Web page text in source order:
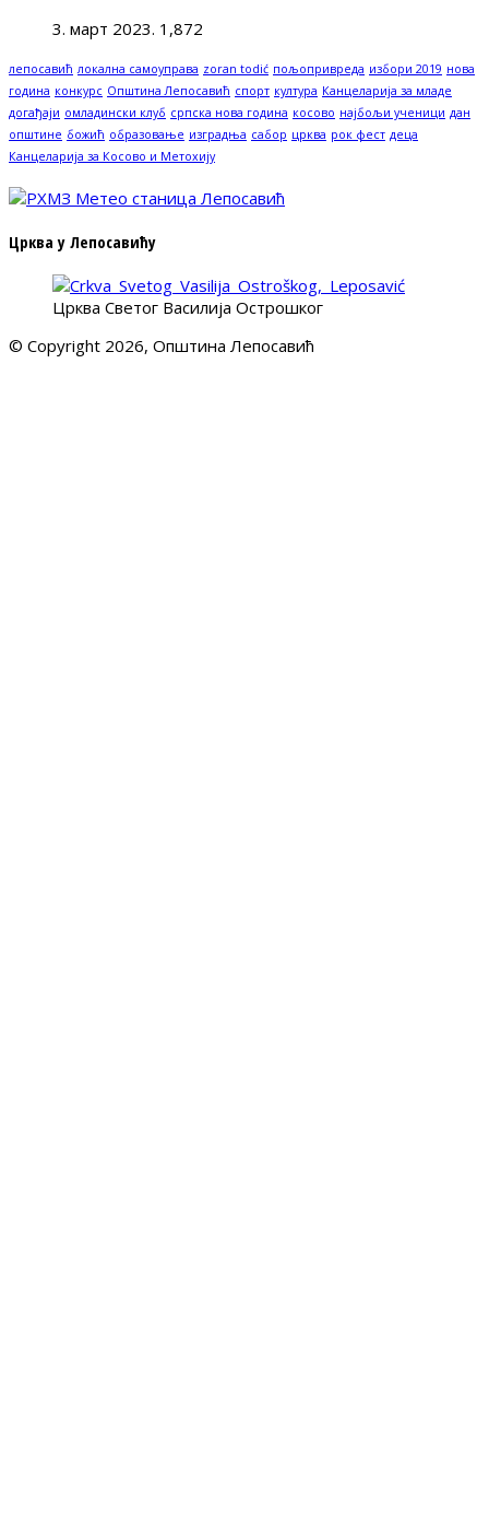
3. март 2023. 1,872
лепосавић локална самоуправа zoran todić пољопривреда избори 2019 нова
година конкурс Општина Лепосавић спорт култура Канцеларија за младе
догађаји омладински клуб српска нова година косово најбољи ученици дан
општине божић образовање изградња сабор црква рок фест деца
Канцеларија за Косово и Метохију
Црква у Лепосавићу
Црква Светог Василија Острошког
© Copyright 2026, Општина Лепосавић